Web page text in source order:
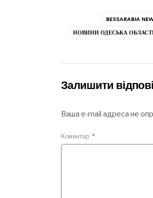
BESSARABIA
НОВИНИ ОДЕСЬКА
Залишити
Ваша e-mail адреса не
Коментар *